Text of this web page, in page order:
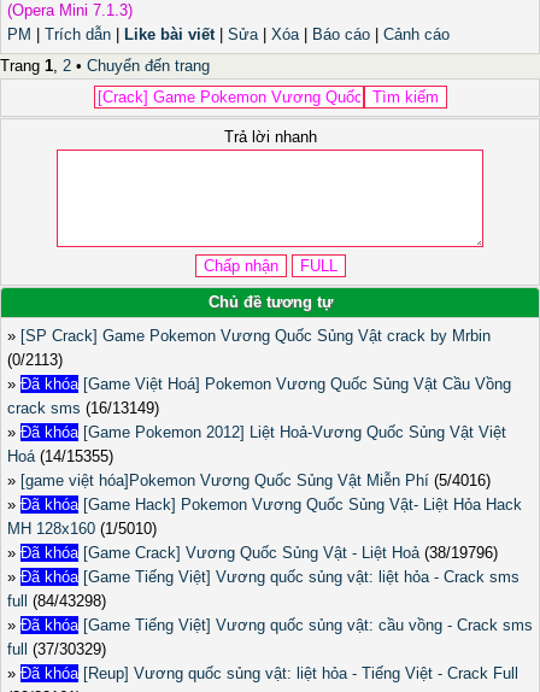
(Opera Mini 7.1.3)
PM
Trích dẫn Like bài viết| Sửa| Xóa| Báo cáo
Cảnh cáo
Trang 1, 2 • Chuyển đến trang
Trả lời nhanh
Chủ đề tương tự
» [SP Crack] Game Pokemon Vương Quốc Sủng Vật crack by Mrbin
(0/2113)
» Đã khóa [Game Việt Hoá] Pokemon Vương Quốc Sủng Vật Cầu Vồng
crack sms (16/13149)
» Đã khóa [Game Pokemon 2012] Liệt Hoả-Vương Quốc Sủng Vật Việt
Hoá(14/15355)
» [game việt hóa]Pokemon Vương Quốc Sủng Vật Miễn Phí (5/4016)
» Đã khóa [Game Hack] Pokemon Vương Quốc Sủng Vật- Liệt Hỏa Hack
MH 128x160 (1/5010)
» Đã khóa [Game Crack] Vương Quốc Sủng Vật - Liệt Hoả(38/19796)
» Đã khóa [Game Tiếng Việt] Vương quốc sủng vật: liệt hỏa - Crack sms
full
(84/43298)
» Đã khóa [Game Tiếng Việt] Vương quốc sủng vật: cầu vồng - Crack sms
full
(37/30329)
» Đã khóa [Reup] Vương quốc sủng vật: liệt hỏa - Tiếng Việt - Crack Full